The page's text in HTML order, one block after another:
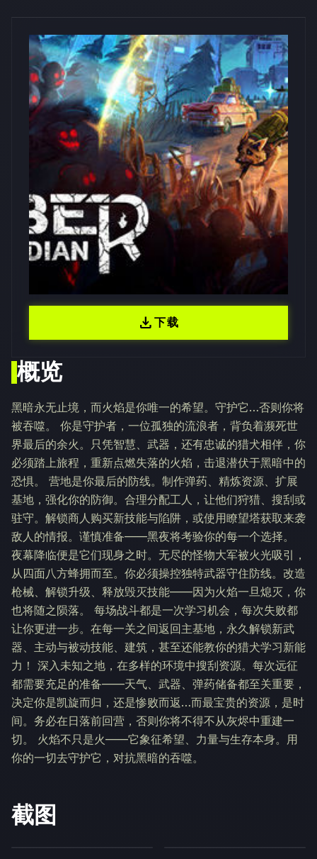
概览
黑暗永无止境，而火焰是你唯一的希望。守护它…否则你将
被吞噬。 你是守护者，一位孤独的流浪者，背负着濒死世
界最后的余火。只凭智慧、武器，还有忠诚的猎犬相伴，你
必须踏上旅程，重新点燃失落的火焰，击退潜伏于黑暗中的
恐惧。 营地是你最后的防线。制作弹药、精炼资源、扩展
基地，强化你的防御。合理分配工人，让他们狩猎、搜刮或
驻守。解锁商人购买新技能与陷阱，或使用瞭望塔获取来袭
敌人的情报。谨慎准备——黑夜将考验你的每一个选择。
夜幕降临便是它们现身之时。无尽的怪物大军被火光吸引，
从四面八方蜂拥而至。你必须操控独特武器守住防线。改造
枪械、解锁升级、释放毁灭技能——因为火焰一旦熄灭，你
也将随之陨落。 每场战斗都是一次学习机会，每次失败都
让你更进一步。在每一关之间返回主基地，永久解锁新武
器、主动与被动技能、建筑，甚至还能教你的猎犬学习新能
力！ 深入未知之地，在多样的环境中搜刮资源。每次远征
都需要充足的准备——天气、武器、弹药储备都至关重要，
决定你是凯旋而归，还是惨败而返…而最宝贵的资源，是时
间。务必在日落前回营，否则你将不得不从灰烬中重建一
切。 火焰不只是火——它象征希望、力量与生存本身。用
你的一切去守护它，对抗黑暗的吞噬。
截图
download下载